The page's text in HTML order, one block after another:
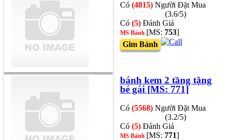
Có (4815)Người Đặt Mua
(3.6/5)
Có(5) Đánh Giá
MS Bánh [MS: 753]
Gim Bánh
bánh kem 2 tầng tặng
bé gái [MS: 771]
Có (5568)Người Đặt Mua
(3.2/5)
Có(5) Đánh Giá
MS Bánh [MS: 771]